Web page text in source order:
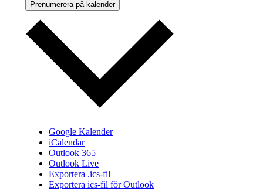
Prenumerera på kalender
Google Kalender
iCalendar
Outlook 365
Outlook Live
Exportera .ics-fil
Exportera ics-fil för Outlook